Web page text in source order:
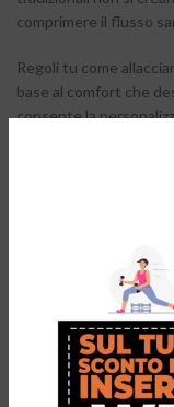
comprimere il flusso
Regoli tu come
base al comfort che
consente la
Questo tipo di lacci è
lavoro: puoi mettere
generalmente usi a
potrebbero verificarsi
impigliati in